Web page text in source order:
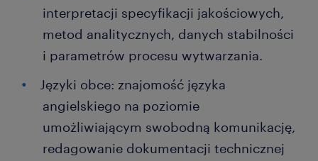
interpretacji specyfikacji jakościowych,
metod analitycznych, danych stabilności
i parametrów procesu wytwarzania.
Języki obce: znajomość języka
angielskiego na poziomie
umożliwiającym swobodną komunikację,
redagowanie dokumentacji technicznej